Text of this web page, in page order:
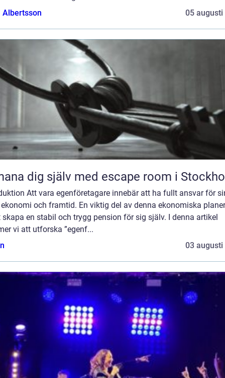
Albertsson
05 augusti
dig själv med escape room i
Att vara egenföretagare innebär att ha fullt ansvar för
ekonomi och framtid. En viktig del av denna ekonomiska
skapa en stabil och trygg pension för sig själv. I denna artikel
vi att utforska ”egenf...
03 augusti